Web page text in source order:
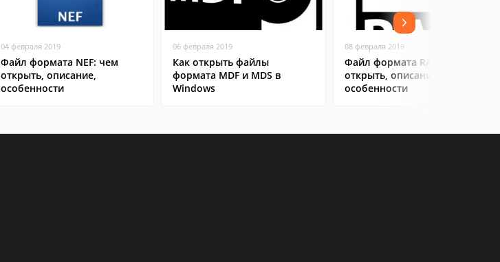
04 февраля 2019
Файл формата NEF: чем
открыть, описание,
особенности
06 февраля 2019
Как открыть файлы
формата MDF и MDS в
Windows
08 февраля 2019
Файл формата RAR: чем
открыть, описание,
особенности